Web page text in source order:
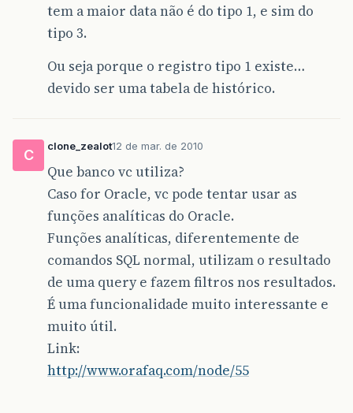
tem a maior data não é do tipo 1, e sim do
tipo 3.
Ou seja porque o registro tipo 1 existe…
devido ser uma tabela de histórico.
C
clone_zealot12 de mar. de 2010
Que banco vc utiliza?
Caso for Oracle, vc pode tentar usar as
funções analíticas do Oracle.
Funções analíticas, diferentemente de
comandos SQL normal, utilizam o resultado
de uma query e fazem filtros nos resultados.
É uma funcionalidade muito interessante e
muito útil.
Link:
http://www.orafaq.com/node/55